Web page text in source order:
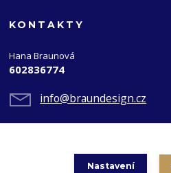
KONTAKTY
Hana Braunová
602836774
info@braundesign.cz
Nastavení